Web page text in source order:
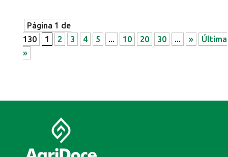
Página 1 de
130
1 2 3 4 5 ... 10 20 30 ... »
Última
»